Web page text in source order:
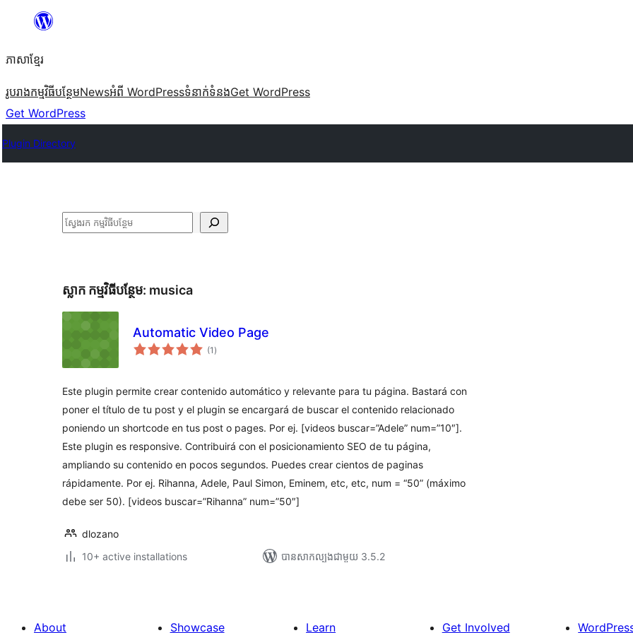
content
ភាសា​ខ្មែរ
រូបរាងកម្មវិធីបន្ថែមNewsអំពី WordPressទំនាក់​ទំនងGet WordPress
Get WordPress
Plugin Directory
ស្វែងរក
ស្លាក​ កម្មវិធីបន្ថែម: musica
Automatic Video Page
(1 ការ
វាយ
)
Este plugin permite crear contenido automático y relevante para tu página. Bastará con
poner el título de tu post y el plugin se encargará de buscar el contenido relacionado
poniendo un shortcode en tus post o pages. Por ej. [videos buscar=”Adele” num=”10″].
Este plugin es responsive. Contribuirá con el posicionamiento SEO de tu página,
ampliando su contenido en pocos segundos. Puedes crear cientos de paginas
rápidamente. Por ej. Rihanna, Adele, Paul Simon, Eminem, etc, etc, num = “50” (máximo
debe ser 50). [videos buscar=”Rihanna” num=”50″]
dlozano
10+ active installations
បាន​សាកល្បង​ជាមួយ 3.5.2
About Showcase Learn Get Involved